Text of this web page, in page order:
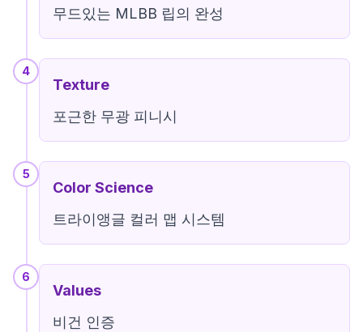
무드있는 MLBB 립의 완성
4
Texture
포근한 무광 피니시
5
Color Science
트라이앵글 컬러 맵 시스템
6
Values
비건 인증